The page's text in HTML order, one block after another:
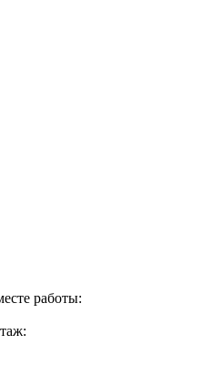
работы: